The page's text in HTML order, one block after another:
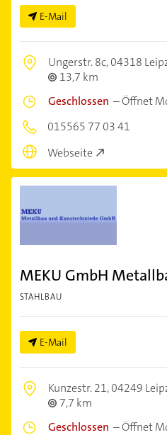
E-Mail
Ungerstr. 8c,04318
13,7 km
Geschlossen –Öffnet
015565 77 03 41
Webseite
MEKU GmbH
STAHLBAU
E-Mail
Kunzestr. 21,04249
7,7 km
Geschlossen –Öffnet